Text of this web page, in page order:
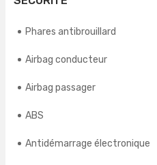
Phares antibrouillard
Airbag conducteur
Airbag passager
ABS
Antidémarrage électronique